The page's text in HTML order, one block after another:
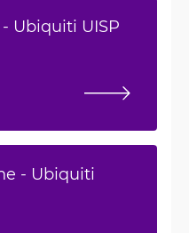
Ubiquiti UISP
- Ubiquiti